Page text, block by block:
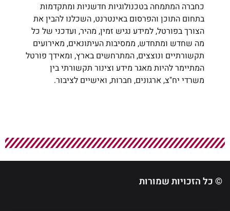
כחברה המתמחה בטכנולוגיות חדשניות ומתקדמות
בתחום התוכן והפרסום באינטרנט, השכלנו להבין את
הצורך בפורטל, למידע נגיש זמין, מהיר, ועדכני של כל
מה שחדש ומתחדש, ממסיבות העיתונאים, מאירועים
תקשורתיים ונוצצים, המתרחשים בארץ, ומאידך פורטל
המתיימר להיות מאגר מידע וצינור תקשורתי בין
משרדי יח"צ, ארגונים, חברות, ואישיים לציבור.
© כל הזכויות שמורות